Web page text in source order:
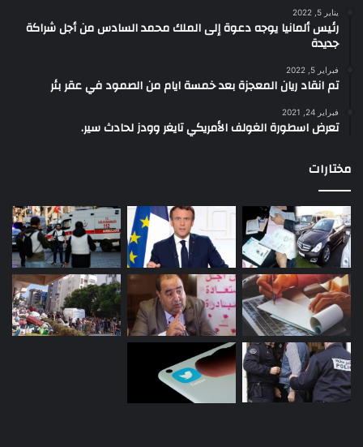
يناير 5, 2022
رئيس ألمانيا يوجه دعوة إلى الملك محمد السادس من أجل شراكة
جديدة
فبراير 5, 2022
تم انقاد ريان المعجزة بعد خمسة ايام من الصمود في عقر بئر
فبراير 24, 2021
تعرض اسطورة الغولف الأمريكي تايغر وودز لحادث سير.
مختارات